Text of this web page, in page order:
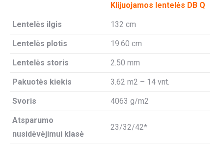
Klijuojamos lentelės DB Q
Lentelės ilgis 132 cm
Lentelės plotis 19.60 cm
Lentelės storis 2.50 mm
Pakuotės kiekis 3.62 m2 – 14 vnt.
Svoris 4063 g/m2
Atsparumo
nusidėvėjimui klasė
23/32/42*